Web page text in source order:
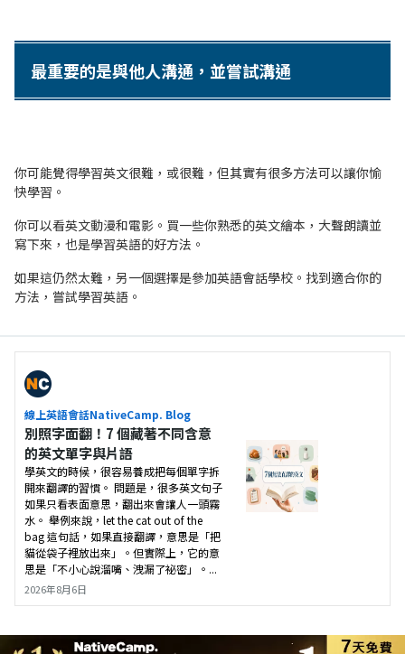
最重要的是與他人溝通，並嘗試溝通
你可能覺得學習英文很難，或很難，但其實有很多方法可以讓你愉
快學習。
你可以看英文動漫和電影。買一些你熟悉的英文繪本，大聲朗讀並
寫下來，也是學習英語的好方法。
如果這仍然太難，另一個選擇是參加英語會話學校。找到適合你的
方法，嘗試學習英語。
線上英語會話NativeCamp. Blog
別照字面翻！7 個藏著不同含意
的英文單字與片語
學英文的時候，很容易養成把每個單字拆
開來翻譯的習慣。 問題是，很多英文句子
如果只看表面意思，翻出來會讓人一頭霧
水。 舉例來說，let the cat out of the
bag 這句話，如果直接翻譯，意思是「把
貓從袋子裡放出來」。但實際上，它的意
思是「不小心說溜嘴、洩漏了祕密」。...
2026年8月6日